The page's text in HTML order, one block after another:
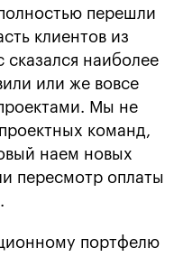
перешли
клиентов из
наиболее
или же вовсе
Мы не
команд,
наем новых
пересмотр оплаты
портфелю